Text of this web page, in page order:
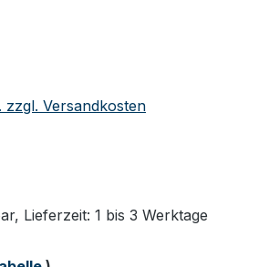
zzgl. Versandkosten
von 4.83 von 5 Sternen
Lieferzeit: 1 bis 3 Werktage